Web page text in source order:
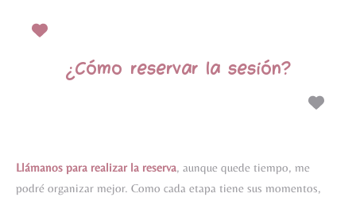
¿Cómo reservar la sesión?
Llámanos para realizar la reserva, aunque quede tiempo, me
podré organizar mejor. Como cada etapa tiene sus momentos,